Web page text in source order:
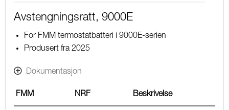
Avstengningsratt, 9000E
For FMM termostatbatteri i 9000E-serien
Produsert fra 2025
Dokumentasjon
FMM NRF Beskrivelse